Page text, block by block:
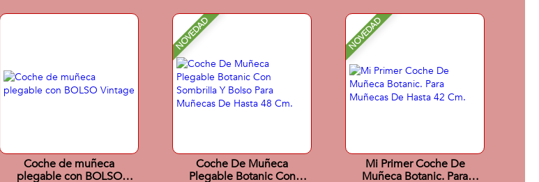
Coche de muñeca
plegable con BOLSO
NOVEDAD
Coche De Muñeca
Plegable Botanic Con
NOVEDAD
Mi Primer Coche De
Muñeca Botanic. Para